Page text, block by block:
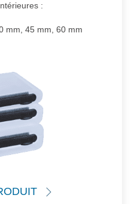
:
mm, 45 mm, 60 mm